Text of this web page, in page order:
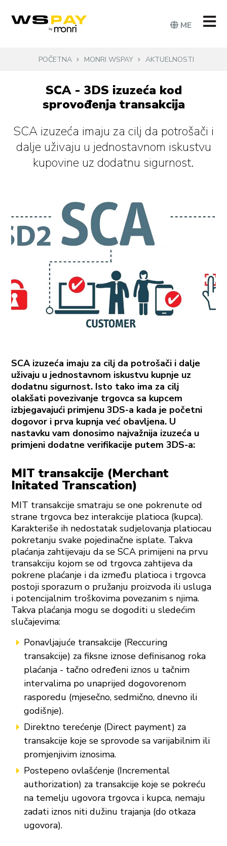
ME
POČETNA MONRI WSPAY AKTUELNOSTI
SCA - 3DS izuzeća kod
sprovođenja transakcija
SCA izuzeća imaju za cilj da potrošači i
dalje uživaju u jednostavnom iskustvu
kupovine uz dodatnu sigurnost.
SCA izuzeća imaju za cilj da potrošači i dalje
uživaju u jednostavnom iskustvu kupnje uz
dodatnu sigurnost. Isto tako ima za cilj
olakšati povezivanje trgovca sa kupcem
izbjegavajući primjenu 3DS-a kada je početni
dogovor i prva kupnja već obavljena. U
nastavku vam donosimo najvažnija izuzeća u
primjeni dodatne verifikacije putem 3DS-a:
MIT transakcije (Merchant
Initated Transcation)
MIT transakcije smatraju se one pokrenute od
strane trgovca bez interakcije platioca (kupca).
Karakteriše ih nedostatak sudjelovanja platiocau
pokretanju svake pojedinačne isplate. Takva
plaćanja zahtijevaju da se SCA primijeni na prvu
transakciju kojom se od trgovca zahtijeva da
pokrene plaćanje i da između platioca i trgovca
postoji sporazum o pružanju proizvoda ili usluga
i potencijalnim troškovima povezanim s njima.
Takva plaćanja mogu se dogoditi u sledećim
slučajevima:
Ponavljajuće transakcije (Reccuring
transakcije) za fiksne iznose definisanog roka
plaćanja - tačno određeni iznos u tačnim
intervalima po unaprijed dogovorenom
rasporedu (mjesečno, sedmično, dnevno ili
godišnje).
Direktno terećenje (Direct payment) za
transakcije koje se sprovode sa varijabilnim ili
promjenjivim iznosima.
Postepeno ovlašćenje (Incremental
authorization) za transakcije koje se pokreću
na temelju ugovora trgovca i kupca, nemaju
zadati iznos niti dužinu trajanja (do otkaza
ugovora).